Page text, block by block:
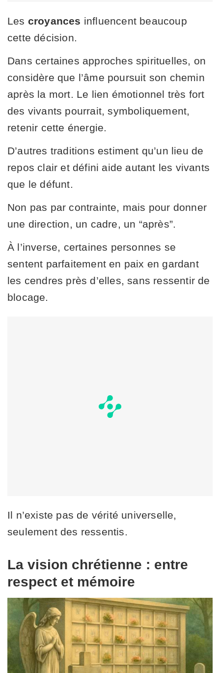
Les croyances influencent beaucoup
cette décision.
Dans certaines approches spirituelles, on
considère que l’âme poursuit son chemin
après la mort. Le lien émotionnel très fort
des vivants pourrait, symboliquement,
retenir cette énergie.
D’autres traditions estiment qu’un lieu de
repos clair et défini aide autant les vivants
que le défunt.
Non pas par contrainte, mais pour donner
une direction, un cadre, un “après”.
À l’inverse, certaines personnes se
sentent parfaitement en paix en gardant
les cendres près d’elles, sans ressentir de
blocage.
Il n’existe pas de vérité universelle,
seulement des ressentis.
La vision chrétienne : entre
respect et mémoire